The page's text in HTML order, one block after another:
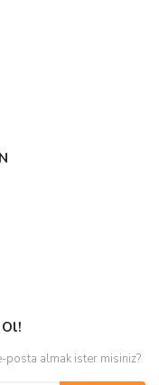
posta almak ister misiniz?